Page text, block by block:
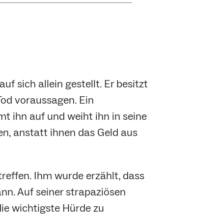
sich allein gestellt. Er besitzt
voraussagen. Ein
ihn auf und weiht ihn in seine
anstatt ihnen das Geld aus
Ihm wurde erzählt, dass
Auf seiner strapaziösen
wichtigste Hürde zu